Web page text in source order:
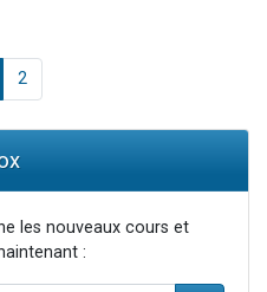
2
les nouveaux cours et
: